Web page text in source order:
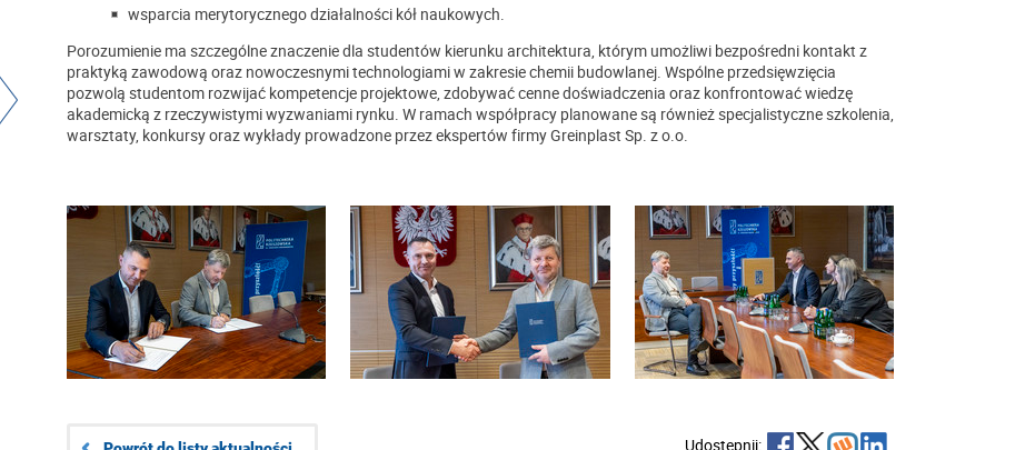
wsparcia merytorycznego działalności kół naukowych.
Porozumienie ma szczególne znaczenie dla studentów kierunku architektura, którym umożliwi bezpośredni kontakt z
praktyką zawodową oraz nowoczesnymi technologiami w zakresie chemii budowlanej. Wspólne przedsięwzięcia
pozwolą studentom rozwijać kompetencje projektowe, zdobywać cenne doświadczenia oraz konfrontować wiedzę
akademicką z rzeczywistymi wyzwaniami rynku. W ramach współpracy planowane są również specjalistyczne szkolenia,
warsztaty, konkursy oraz wykłady prowadzone przez ekspertów firmy Greinplast Sp. z o.o.
Udostępnij: